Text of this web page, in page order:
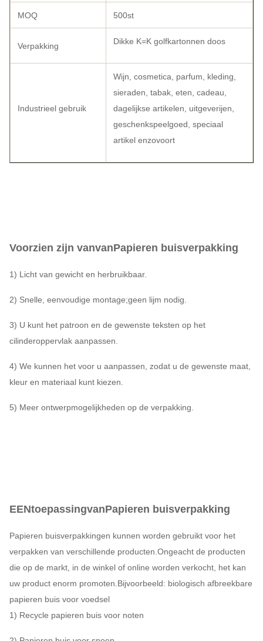
MOQ 500st
Verpakking Dikke K=K golfkartonnen doos
Industrieel gebruik
Wijn, cosmetica, parfum, kleding,
sieraden, tabak, eten, cadeau,
dagelijkse artikelen, uitgeverijen,
geschenkspeelgoed, speciaal
artikel enzovoort
Voorzien zijn vanvanPapieren buisverpakking
1) Licht van gewicht en herbruikbaar.
2) Snelle, eenvoudige montage;geen lijm nodig.
3) U kunt het patroon en de gewenste teksten op het
cilinderoppervlak aanpassen.
4) We kunnen het voor u aanpassen, zodat u de gewenste maat,
kleur en materiaal kunt kiezen.
5) Meer ontwerpmogelijkheden op de verpakking.
EENtoepassingvanPapieren buisverpakking
Papieren buisverpakkingen kunnen worden gebruikt voor het
verpakken van verschillende producten.Ongeacht de producten
die op de markt, in de winkel of online worden verkocht, het kan
uw product enorm promoten.Bijvoorbeeld: biologisch afbreekbare
papieren buis voor voedsel
1) Recycle papieren buis voor noten